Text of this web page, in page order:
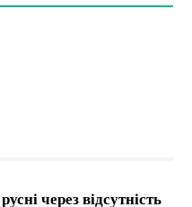
через відсутність